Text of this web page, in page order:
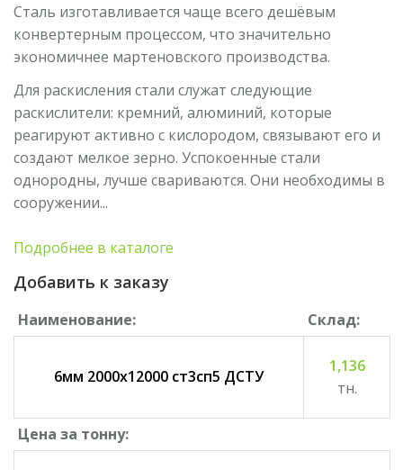
130мм 2000х4000 40Х ГОСТ 4543-71
Сталь конструкционная легированная для изготовления
S690QL 40х2000х12200
Сталь конструкционная легированная для изготовления
осей и валов, а также других улучшаемых...
Сталь изготавливается чаще всего дешёвым
конвертерным процессом, что значительно
экономичнее мартеновского производства.
Для раскисления стали служат следующие
раскислители: кремний, алюминий, которые
реагируют активно с кислородом, связывают его и
создают мелкое зерно. Успокоенные стали
однородны, лучше свариваются. Они необходимы в
сооружении...
Подробнее в каталоге
Добавить к заказу
Наименование: Cклад:
6мм 2000х12000 ст3сп5 ДСТУ
1,136
тн.
Цена за тонну: